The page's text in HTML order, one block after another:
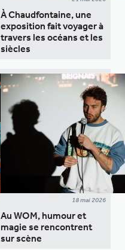
À Chaudfontaine, une
exposition fait voyager à
travers les océans et les
siècles
18 mai 2026
Au WOM, humour et
magie se rencontrent
sur scène